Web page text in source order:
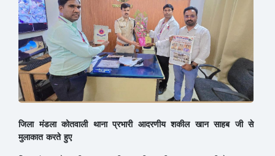
जिला मंडला कोतवाली थाना प्रभारी आदरणीय शकील खान साहब जी से
मुलाकात करते हुए